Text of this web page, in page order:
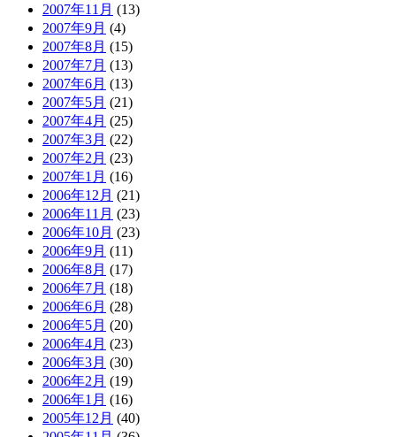
2007年11月 (13)
2007年9月 (4)
2007年8月 (15)
2007年7月 (13)
2007年6月 (13)
2007年5月 (21)
2007年4月 (25)
2007年3月 (22)
2007年2月 (23)
2007年1月 (16)
2006年12月 (21)
2006年11月 (23)
2006年10月 (23)
2006年9月 (11)
2006年8月 (17)
2006年7月 (18)
2006年6月 (28)
2006年5月 (20)
2006年4月 (23)
2006年3月 (30)
2006年2月 (19)
2006年1月 (16)
2005年12月 (40)